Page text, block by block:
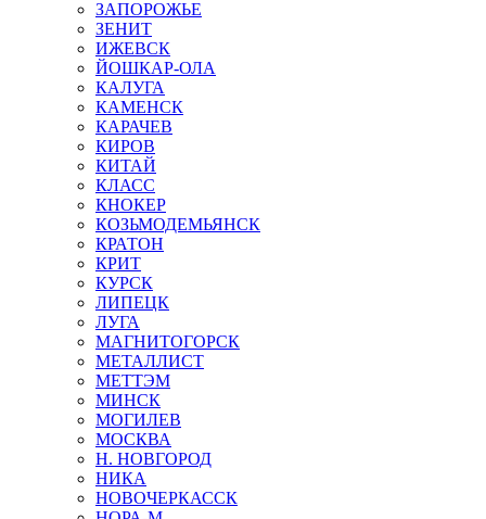
ЗАПОРОЖЬЕ
ЗЕНИТ
ИЖЕВСК
ЙОШКАР-ОЛА
КАЛУГА
КАМЕНСК
КАРАЧЕВ
КИРОВ
КИТАЙ
КЛАСС
КНОКЕР
КОЗЬМОДЕМЬЯНСК
КРАТОН
КРИТ
КУРСК
ЛИПЕЦК
ЛУГА
МАГНИТОГОРСК
МЕТАЛЛИСТ
МЕТТЭМ
МИНСК
МОГИЛЕВ
МОСКВА
Н. НОВГОРОД
НИКА
НОВОЧЕРКАССК